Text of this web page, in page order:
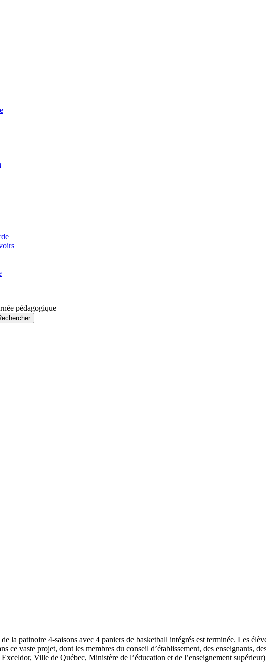
pédagogique
la patinoire 4-saisons avec 4 paniers de basketball intégrés est terminée. Les
ce vaste projet, dont les membres du conseil d’établissement, des enseignants,
Ville de Québec, Ministère de l’éducation et de l’enseignement